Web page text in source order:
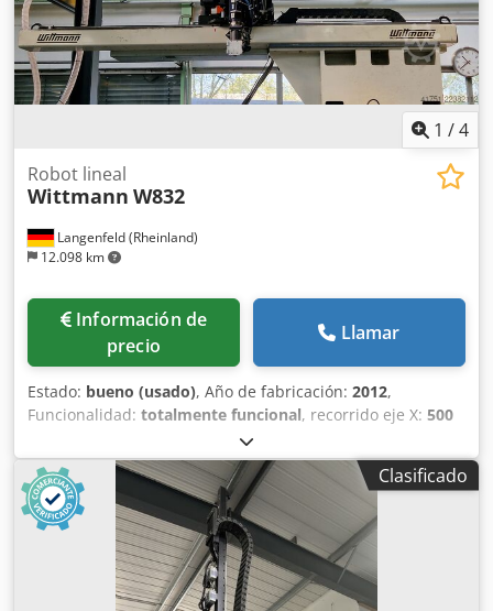
92 cm Interfaz: EUR 67 Accesorios: EASYTouch HT320Z
1 /4
Langenfeld (Rheinland)
12.098 km
Robot lineal
Wittmann W832
Información de
precio
Llamar
Estado: bueno (usado), Año de fabricación: 2012,
Funcionalidad: totalmente funcional, recorrido eje X: 500
1.600 mm
2.500 mm, peso total:515 kg, Sistema de manipulación
Wittmann W832 Dcsdpfxoznbvae Apbsk N.º de inventario:
503685 Tipo de máquina/equipo: Sistema de manipulación
Fabricante: Wittmann Modelo: W832 Año de fabricación:
2012 Peso máximo de manipulación: 15 kg Recorrido del
eje X: 500 mm Recorrido del eje Y: 1600 mm Recorrido del
eje Z: 2500 mm Interfaz: EM 67
Clasificado